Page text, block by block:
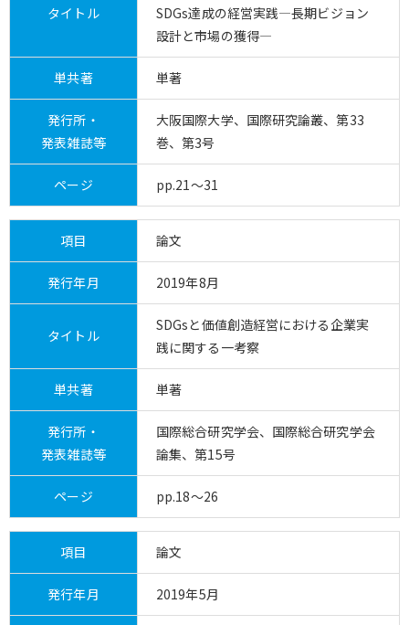
タイトル
SDGs達成の経営実践―長期ビジョン
設計と市場の獲得―
単共著 単著
発行所・
発表雑誌等
大阪国際大学、国際研究論叢、第33
巻、第3号
ページ pp.21～31
項目 論文
発行年月 2019年8月
タイトル
SDGsと価値創造経営における企業実
践に関する一考察
単共著 単著
発行所・
発表雑誌等
国際総合研究学会、国際総合研究学会
論集、第15号
ページ pp.18～26
項目 論文
発行年月 2019年5月